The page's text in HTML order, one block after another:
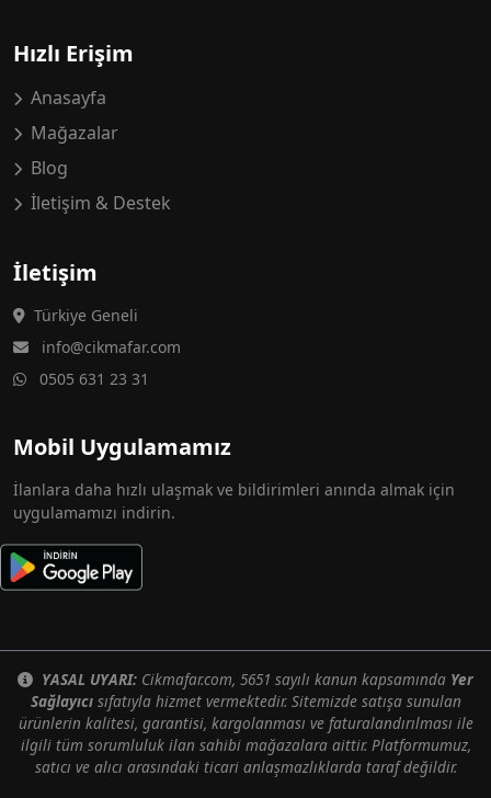
Hızlı Erişim
Anasayfa
Mağazalar
Blog
İletişim & Destek
İletişim
Türkiye Geneli
info@cikmafar.com
0505 631 23 31
Mobil Uygulamamız
İlanlara daha hızlı ulaşmak ve bildirimleri anında almak için
uygulamamızı indirin.
YASAL UYARI: Cikmafar.com, 5651 sayılı kanun kapsamında Yer
Sağlayıcısıfatıyla hizmet vermektedir. Sitemizde satışa sunulan
ürünlerin kalitesi, garantisi, kargolanması ve faturalandırılması ile
ilgili tüm sorumluluk ilan sahibi mağazalara aittir. Platformumuz,
satıcı ve alıcı arasındaki ticari anlaşmazlıklarda taraf değildir.